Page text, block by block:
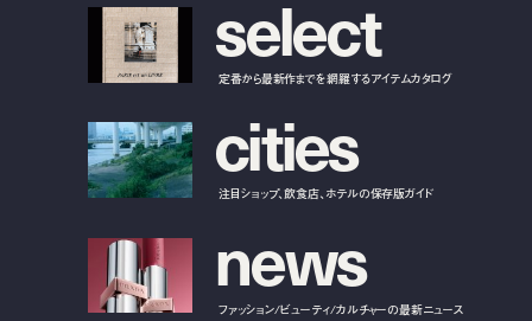
select
定番から最新作までを網羅するアイテムカタログ
cities
注目ショップ、飲食店、ホテルの保存版ガイド
news
ファッション/ビューティ/カルチャーの最新ニュース